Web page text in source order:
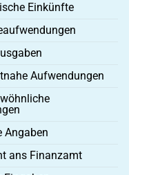
Einkünfte
Aufwendungen
Angaben
ans Finanzamt